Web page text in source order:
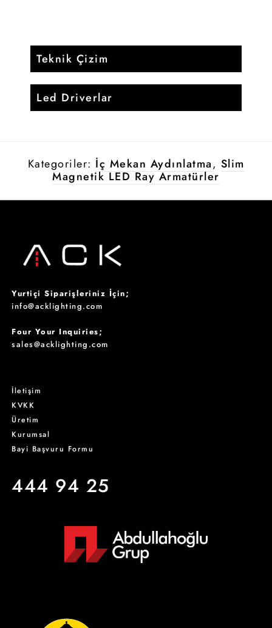
Teknik Çizim
Led Driverlar
Kategoriler: İç Mekan Aydınlatma, Slim
Magnetik LED Ray Armatürler
Yurtiçi Siparişleriniz İçin;
info@acklighting.com
Four Your Inquiries;
sales@acklighting.com
İletişim
KVKK
Üretim
Kurumsal
Bayi Başvuru Formu
444 94 25